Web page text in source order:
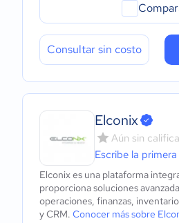
Consultar sin costo
Elconix
Aún sin
Escribe la primera
Elconix es una plataforma
proporciona soluciones
operaciones, finanzas,
y CRM. Conocer más sobre